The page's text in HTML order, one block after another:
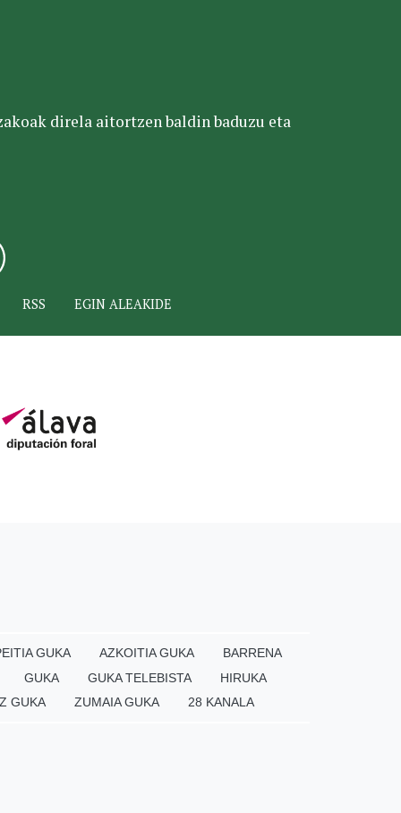
direla aitortzen baldin baduzu eta
RSS EGIN ALEAKIDE
GUKA AZKOITIA GUKA
BARRENA
GUKA
GUKA TELEBISTA
HIRUKA
GUKA
ZUMAIA GUKA 28 KANALA